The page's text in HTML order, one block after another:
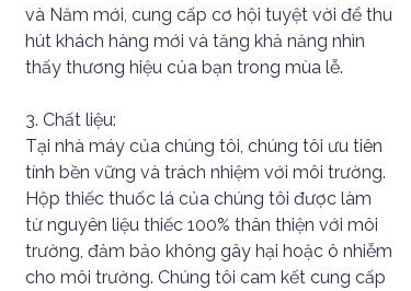
và Năm mới, cung cấp cơ hội tuyệt vời để thu
hút khách hàng mới và tăng khả năng nhìn
thấy thương hiệu của bạn trong mùa lễ.
3. Chất liệu:
Tại nhà máy của chúng tôi, chúng tôi ưu tiên
tính bền vững và trách nhiệm với môi trường.
Hộp thiếc thuốc lá của chúng tôi được làm
từ nguyên liệu thiếc 100% thân thiện với môi
trường, đảm bảo không gây hại hoặc ô nhiễm
cho môi trường. Chúng tôi cam kết cung cấp